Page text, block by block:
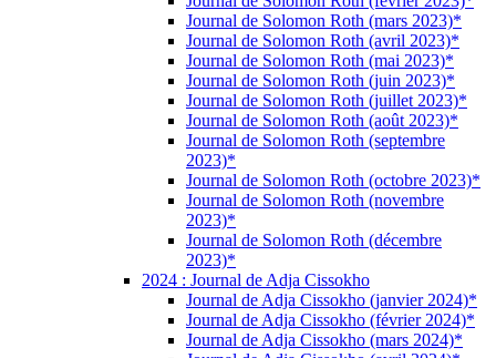
Journal de Solomon Roth (mars 2023)*
Journal de Solomon Roth (avril 2023)*
Journal de Solomon Roth (mai 2023)*
Journal de Solomon Roth (juin 2023)*
Journal de Solomon Roth (juillet 2023)*
Journal de Solomon Roth (août 2023)*
Journal de Solomon Roth (septembre
2023)*
Journal de Solomon Roth (octobre 2023)*
Journal de Solomon Roth (novembre
2023)*
Journal de Solomon Roth (décembre
2023)*
2024 : Journal de Adja Cissokho
Journal de Adja Cissokho (janvier 2024)*
Journal de Adja Cissokho (février 2024)*
Journal de Adja Cissokho (mars 2024)*